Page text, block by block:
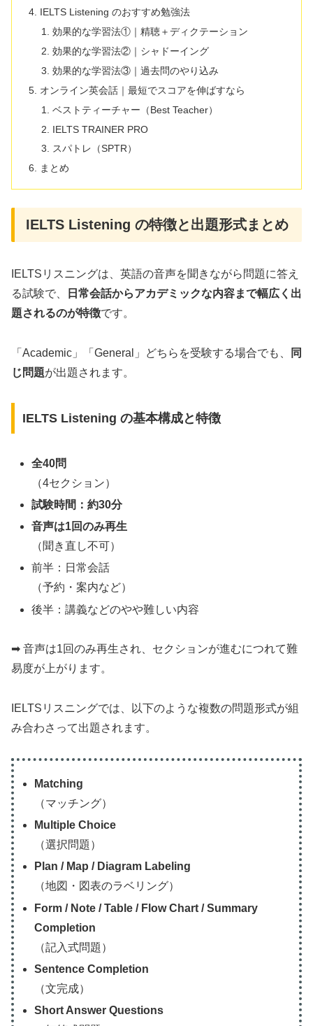
IELTS Listening のおすすめ勉強法
効果的な学習法①｜精聴＋ディクテーション
効果的な学習法②｜シャドーイング
効果的な学習法③｜過去問のやり込み
オンライン英会話｜最短でスコアを伸ばすなら
ベストティーチャー（Best Teacher）
IELTS TRAINER PRO
スパトレ（SPTR）
まとめ
IELTS Listening の特徴と出題形式まとめ
IELTSリスニングは、英語の音声を聞きながら問題に答え
る試験で、
日常会話からアカデミックな内容まで幅広く出
題されるのが特徴です。
「Academic」「General」どちらを受験する場合でも、
同
じ問題が出題されます。
IELTS Listening の基本構成と特徴
全40問
（4セクション）
試験時間：約30分
音声は1回のみ再生
（聞き直し不可）
前半：日常会話
（予約・案内など）
後半：講義などのやや難しい内容
➡ 音声は1回のみ再生され、セクションが進むにつれて難
易度が上がります。
IELTSリスニングでは、以下のような複数の問題形式が組
み合わさって出題されます。
Matching
（マッチング）
Multiple Choice
（選択問題）
Plan / Map / Diagram Labeling
（地図・図表のラベリング）
Form / Note / Table / Flow Chart / Summary
Completion
（記入式問題）
Sentence Completion
（文完成）
Short Answer Questions